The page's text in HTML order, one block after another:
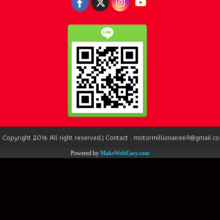
2016 All right reserved.| Contact :
Powered by MakeWebEasy.com